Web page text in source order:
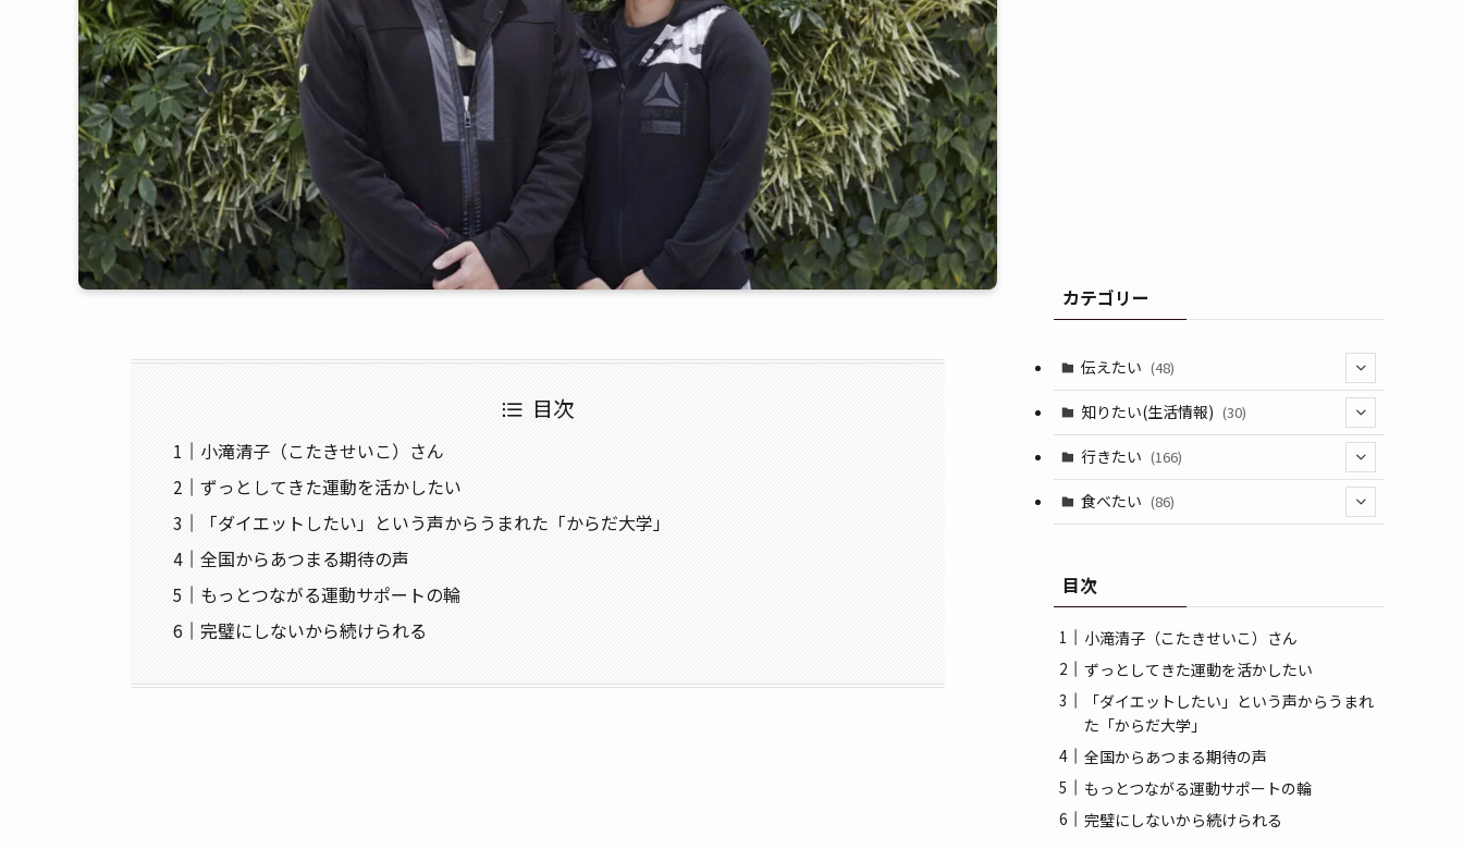
目次
小滝清子（こたきせいこ）さん
ずっとしてきた運動を活かしたい
「ダイエットしたい」という声からうまれた「からだ大学」
全国からあつまる期待の声
もっとつながる運動サポートの輪
完璧にしないから続けられる
カテゴリー
伝えたい (48)
(44)
(1)
知りたい(生活情報) (30)
(10)
(11)
行きたい (166)
(18)
食べたい (86)
(3)
(3)
(1)
目次
小滝清子（こたきせいこ）さん
ずっとしてきた運動を活かしたい
「ダイエットしたい」という声からうまれ
た「からだ大学」
全国からあつまる期待の声
もっとつながる運動サポートの輪
完璧にしないから続けられる